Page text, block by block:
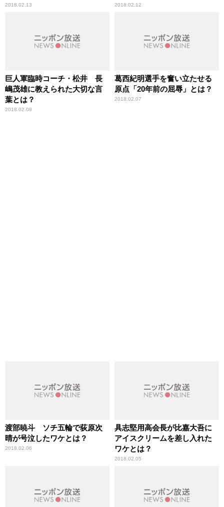
2018.02.13 2018.02.12
巨人軍臨時コーチ・松井 長
嶋茂雄に教えられた大切な言
葉とは？
2018.02.08
葛西紀明選手を奮い立たせる
原点「20年前の屈辱」とは？
2018.02.07
渡部暁斗 ソチ五輪で荻原次
晴が号泣したワケとは？
2018.02.06
具志堅用高会長が比嘉大吾に
アイスクリームを差し入れた
ワケとは？
2018.02.05